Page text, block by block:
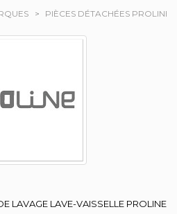
PIÈCES DÉTACHÉES PROLINE
LAVAGE LAVE-VAISSELLE PROLINE